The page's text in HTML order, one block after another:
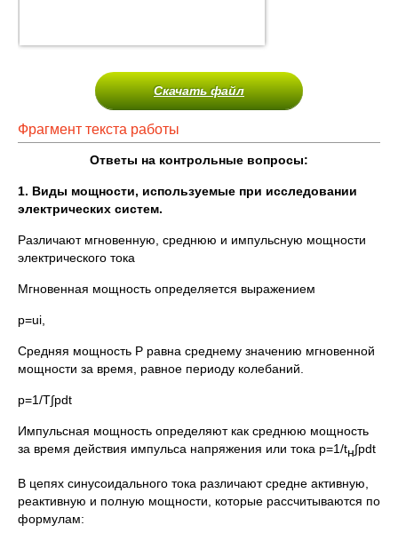
Скачать файл
Фрагмент текста работы
Ответы на контрольные вопросы:
1. Виды мощности, используемые при исследовании
электрических систем.
Различают мгновенную, среднюю и импульсную мощности
электрического тока
Мгновенная мощность определяется выражением
p=ui,
Средняя мощность Р равна среднему значению мгновенной
мощности за время, равное периоду колебаний.
р=1/Т∫pdt
Импульсная мощность определяют как среднюю мощность
за время действия импульса напряжения или тока р=1/tн∫pdt
В цепях синусоидального тока различают средне активную,
реактивную и полную мощности, которые рассчитываются по
формулам: